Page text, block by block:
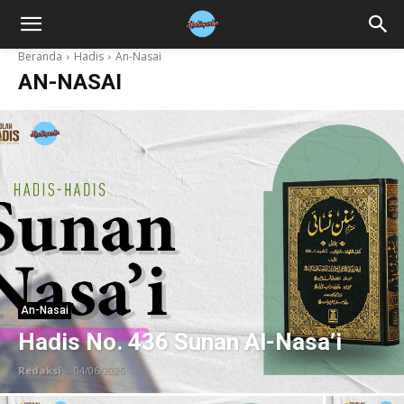
Beranda Hadis An-Nasai
AN-NASAI
An-Nasai
Hadis No. 436 Sunan Al-Nasa’i
Redaksi - 04/06/2026